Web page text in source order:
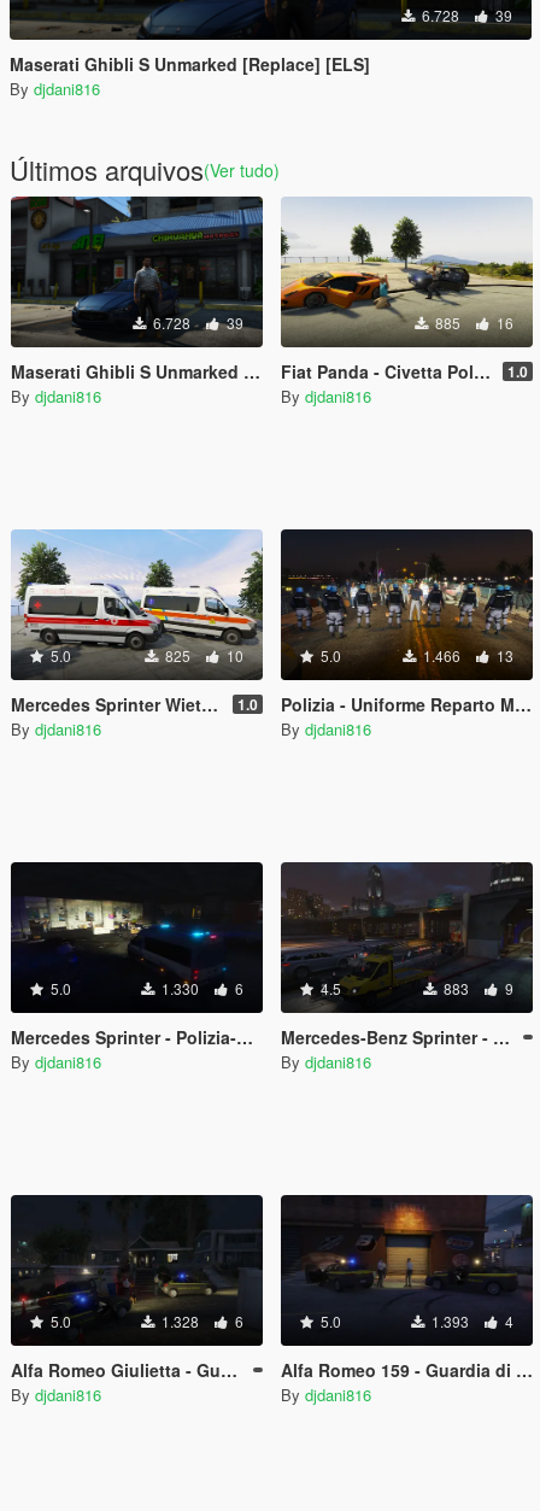
6.728 39
Maserati Ghibli S Unmarked [Replace] [ELS]
By djdani816
Últimos arquivos(Ver tudo)
6.728 39
Maserati Ghibli S Unmarked [Replace] [ELS]
By djdani816
885 16
Fiat Panda - Civetta Polizia [ELS] 1.0
By djdani816
5.0 825 10
Mercedes Sprinter Wietmarscher - Pack Skin Croce Rossa-Misericordia [ELS] 1.0
By djdani816
5.0 1.466 13
Polizia - Uniforme Reparto Mobile
By djdani816
5.0 1.330 6
Mercedes Sprinter - Polizia-Reparto Mobile [ELS]
By djdani816
4.5 883 9
Mercedes-Benz Sprinter - ACI Soccorso Stradale [ELS]
By djdani816
5.0 1.328 6
Alfa Romeo Giulietta - Guardia di Finanza
By djdani816
5.0 1.393 4
Alfa Romeo 159 - Guardia di Finanza
By djdani816